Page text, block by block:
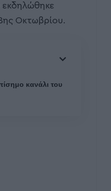
Οκτωβρίου.
κανάλι του